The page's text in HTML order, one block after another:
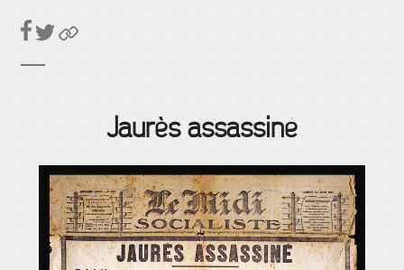
Jaurès assassiné